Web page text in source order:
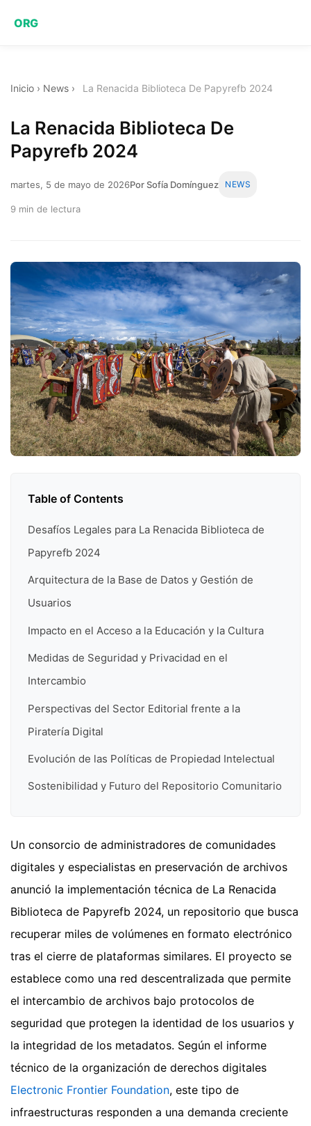
ORG
Inicio › News › La Renacida Biblioteca De Papyrefb 2024
La Renacida Biblioteca De
Papyrefb 2024
martes, 5 de mayo de 2026Por Sofía Domínguez NEWS
9 min de lectura
Table of Contents
Desafíos Legales para La Renacida Biblioteca de
Papyrefb 2024
Arquitectura de la Base de Datos y Gestión de
Usuarios
Impacto en el Acceso a la Educación y la Cultura
Medidas de Seguridad y Privacidad en el
Intercambio
Perspectivas del Sector Editorial frente a la
Piratería Digital
Evolución de las Políticas de Propiedad Intelectual
Sostenibilidad y Futuro del Repositorio Comunitario
Un consorcio de administradores de comunidades
digitales y especialistas en preservación de archivos
anunció la implementación técnica de La Renacida
Biblioteca de Papyrefb 2024, un repositorio que busca
recuperar miles de volúmenes en formato electrónico
tras el cierre de plataformas similares. El proyecto se
establece como una red descentralizada que permite
el intercambio de archivos bajo protocolos de
seguridad que protegen la identidad de los usuarios y
la integridad de los metadatos. Según el informe
técnico de la organización de derechos digitales
Electronic Frontier Foundation, este tipo de
infraestructuras responden a una demanda creciente